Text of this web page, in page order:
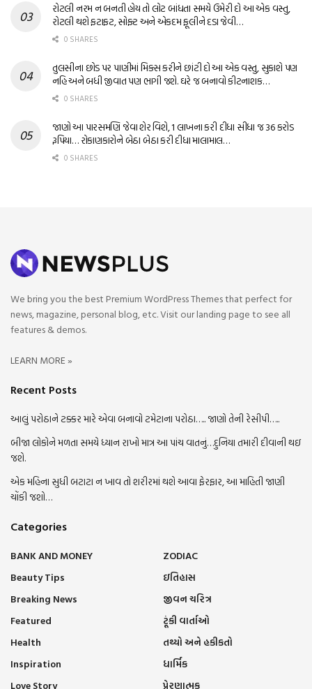
રોટલી નરમ ન બનતી હોય તો લોટ બાંધતા સમયે ઉમેરી દો આ એક વસ્તુ,
રોટલી થશે ફટાફટ, સોફ્ટ અને એકદમ ફૂલીને દડા જેવી…
0 SHARES
તુલસીના છોડ પર પાણીમાં મિક્સ કરીને છાંટી દો આ એક વસ્તુ, સુકાશે પણ
નહિ અને બધી જીવાત પણ ભાગી જશે. ઘરે જ બનાવો કીટનાશક…
0 SHARES
જાણો આ પારસમણિ જેવા શેર વિશે, 1 લાખના કરી દીધા સીધા જ 36 કરોડ
રૂપિયા… રોકાણકારોને બેઠા બેઠા કરી દીધા માલામાલ…
0 SHARES
We bring you the best Premium WordPress Themes that perfect for
news, magazine, personal blog, etc. Visit our landing page to see all
features & demos.
LEARN MORE »
Recent Posts
આલું પરોઠાને ટક્કર મારે એવા બનાવો ટમેટાના પરોઠા….. જાણો તેની રેસીપી…..
બીજા લોકોને મળતા સમયે ધ્યાન રાખો માત્ર આ પાંચ વાતનું…દુનિયા તમારી દીવાની થઇ
જશે.
એક મહિના સુધી બટાટા ન ખાવ તો શરીરમાં થશે આવા ફેરફાર, આ માહિતી જાણી
ચોંકી જશો…
Categories
BANK AND MONEY
Beauty Tips
Breaking News
Featured
Health
Inspiration
Love Story
ZODIAC
ઇતિહાસ
જીવન ચરિત્ર
ટૂંકી વાર્તાઓ
તથ્યો અને હકીકતો
ધાર્મિક
પ્રેરણાત્મક